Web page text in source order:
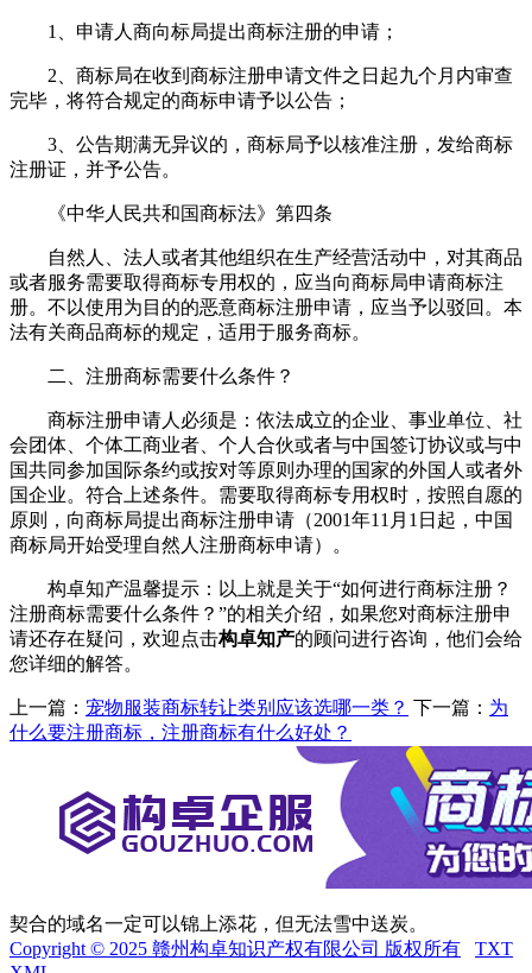
1、申请人商向标局提出商标注册的申请；
2、商标局在收到商标注册申请文件之日起九个月内审查
完毕，将符合规定的商标申请予以公告；
3、公告期满无异议的，商标局予以核准注册，发给商标
注册证，并予公告。
《中华人民共和国商标法》第四条
自然人、法人或者其他组织在生产经营活动中，对其商品
或者服务需要取得商标专用权的，应当向商标局申请商标注
册。不以使用为目的的恶意商标注册申请，应当予以驳回。本
法有关商品商标的规定，适用于服务商标。
二、注册商标需要什么条件？
商标注册申请人必须是：依法成立的企业、事业单位、社
会团体、个体工商业者、个人合伙或者与中国签订协议或与中
国共同参加国际条约或按对等原则办理的国家的外国人或者外
国企业。符合上述条件。需要取得商标专用权时，按照自愿的
原则，向商标局提出商标注册申请（2001年11月1日起，中国
商标局开始受理自然人注册商标申请）。
构卓知产温馨提示：以上就是关于“如何进行商标注册？
注册商标需要什么条件？”的相关介绍，如果您对商标注册申
请还存在疑问，欢迎点击构卓知产的顾问进行咨询，他们会给
您详细的解答。
上一篇： 宠物服装商标转让类别应该选哪一类？ 下一篇： 为
什么要注册商标，注册商标有什么好处？
契合的域名一定可以锦上添花，但无法雪中送炭。
Copyright © 2025 赣州构卓知识产权有限公司 版权所有
TXT